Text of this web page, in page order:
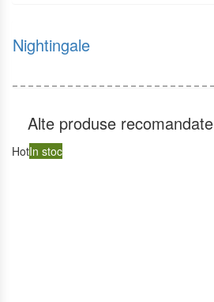
Nightingale
Alte produse recomandate
HotIn stoc